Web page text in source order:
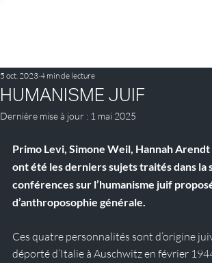
HUMANISME JUIF
5 oct. 2023 4 min de lecture
Dernière mise à jour : 1 mai 2025
Primo Levi, Simone Weil, Hannah Arendt
ont été les derniers sujets traités dans la
conférences sur l’humanisme juif
d’anthroposophie générale.
Ces quatre personnalités sont d’origine
déporté d’Italie à Auschwitz en février